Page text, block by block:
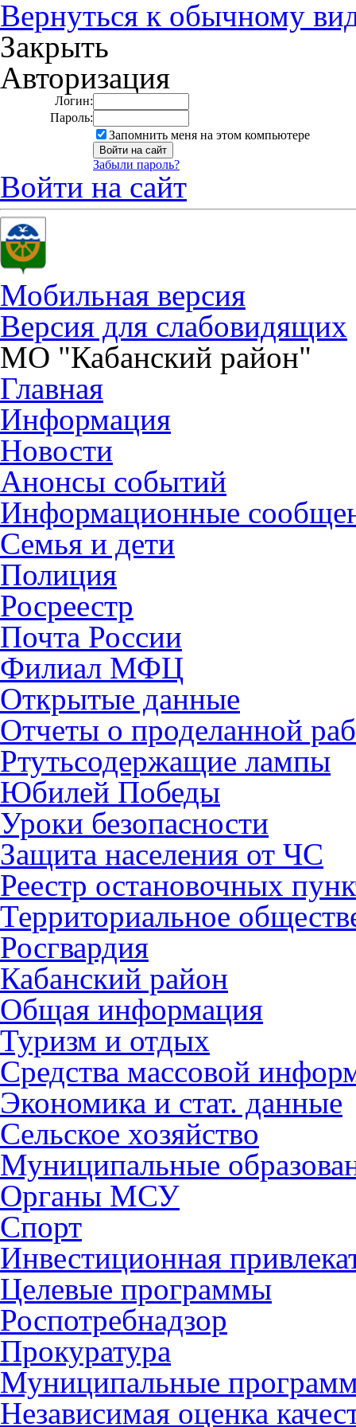
Вернуться к обычному
Закрыть
Авторизация
Логин:
Пароль:
Запомнить меня на этом компьютере
Забыли пароль?
Войти на сайт
Мобильная версия
Версия для слабовидящих
МО "Кабанский район"
Главная
Информация
Новости
Анонсы событий
Информационные
Семья и дети
Полиция
Росреестр
Почта России
Филиал МФЦ
Открытые данные
Отчеты о проделанной
Ртутьсодержащие лампы
Юбилей Победы
Уроки безопасности
Защита населения от ЧС
Реестр остановочных
Территориальное
Росгвардия
Кабанский район
Общая информация
Туризм и отдых
Средства массовой
Экономика и стат. данные
Сельское хозяйство
Муниципальные
Органы МСУ
Спорт
Инвестиционная
Целевые программы
Роспотребнадзор
Прокуратура
Муниципальные
Независимая оценка